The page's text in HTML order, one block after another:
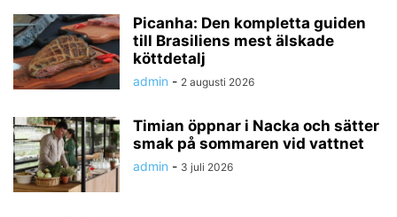
Picanha: Den kompletta guiden
till Brasiliens mest älskade
köttdetalj
admin - 2 augusti 2026
Timian öppnar i Nacka och sätter
smak på sommaren vid vattnet
admin - 3 juli 2026